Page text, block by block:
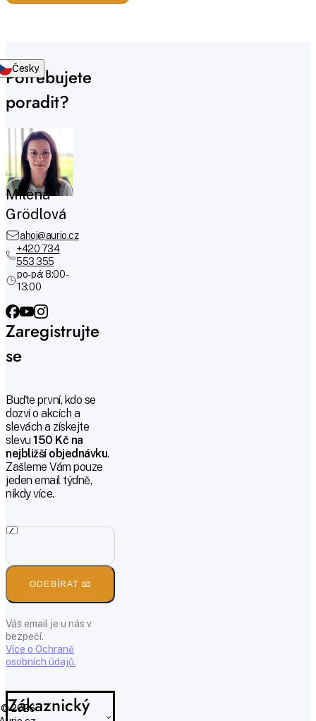
Potřebujete
poradit?
Milena
Grödlová
ahoj@aurio.cz
+420 734
553 355
po-pá: 8:00 -
13:00
Zákaznický
Zaregistrujte
se
Buďte první, kdo se
dozví o akcích a
slevách a získejte
slevu150 Kč na
nejbližší objednávku.
Zašleme Vám pouze
jeden email týdně,
nikdy více.
ODEBÍRAT 📧
Váš email je u nás v
bezpečí.
Více o Ochraně
osobních údajů.
© 2026
Česky